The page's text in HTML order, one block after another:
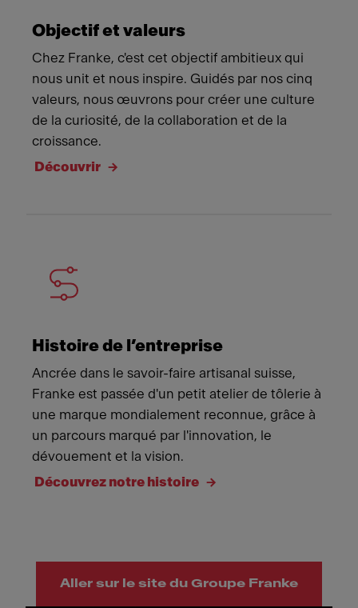
Objectif et valeurs
Chez Franke, c'est cet objectif ambitieux qui
nous unit et nous inspire. Guidés par nos cinq
valeurs, nous œuvrons pour créer une culture
de la curiosité, de la collaboration et de la
croissance.
Découvrir
Histoire de l’entreprise
Ancrée dans le savoir-faire artisanal suisse,
Franke est passée d'un petit atelier de tôlerie à
une marque mondialement reconnue, grâce à
un parcours marqué par l'innovation, le
dévouement et la vision.
Découvrez notre histoire
Aller sur le site du Groupe Franke